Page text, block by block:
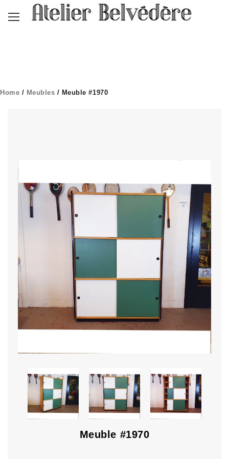
Home / Meubles / Meuble #1970
Meuble #1970